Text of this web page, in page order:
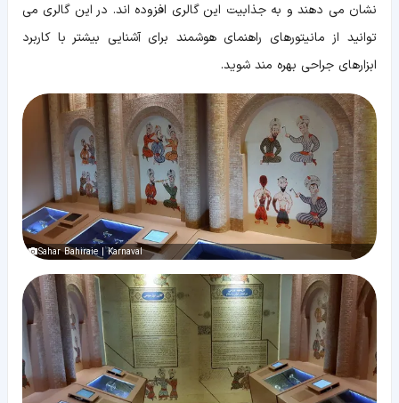
نشان می دهند و به جذابیت این گالری افزوده اند. در این گالری می
توانید از مانیتورهای راهنمای هوشمند برای آشنایی بیشتر با کاربرد
ابزارهای جراحی بهره مند شوید.
Sahar Bahiraie | Karnaval